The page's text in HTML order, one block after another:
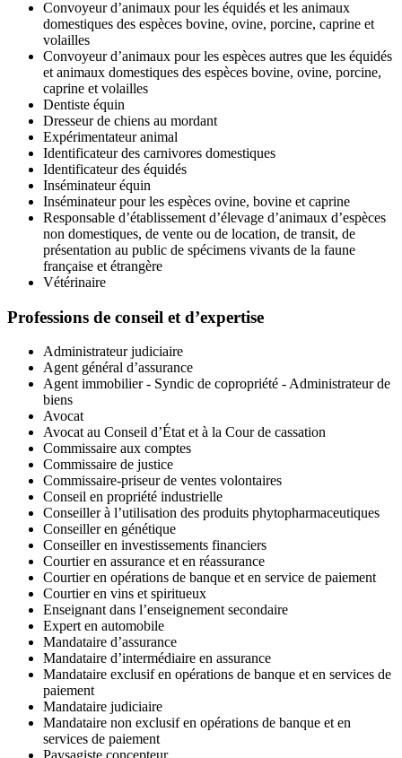
Convoyeur d’animaux pour les équidés et les animaux
domestiques des espèces bovine, ovine, porcine, caprine et
volailles
Convoyeur d’animaux pour les espèces autres que les équidés
et animaux domestiques des espèces bovine, ovine, porcine,
caprine et volailles
Dentiste équin
Dresseur de chiens au mordant
Expérimentateur animal
Identificateur des carnivores domestiques
Identificateur des équidés
Inséminateur équin
Inséminateur pour les espèces ovine, bovine et caprine
Responsable d’établissement d’élevage d’animaux d’espèces
non domestiques, de vente ou de location, de transit, de
présentation au public de spécimens vivants de la faune
française et étrangère
Vétérinaire
Professions de conseil et d’expertise
Administrateur judiciaire
Agent général d’assurance
Agent immobilier - Syndic de copropriété - Administrateur de
biens
Avocat
Avocat au Conseil d’État et à la Cour de cassation
Commissaire aux comptes
Commissaire de justice
Commissaire-priseur de ventes volontaires
Conseil en propriété industrielle
Conseiller à l’utilisation des produits phytopharmaceutiques
Conseiller en génétique
Conseiller en investissements financiers
Courtier en assurance et en réassurance
Courtier en opérations de banque et en service de paiement
Courtier en vins et spiritueux
Enseignant dans l’enseignement secondaire
Expert en automobile
Mandataire d’assurance
Mandataire d’intermédiaire en assurance
Mandataire exclusif en opérations de banque et en services de
paiement
Mandataire judiciaire
Mandataire non exclusif en opérations de banque et en
services de paiement